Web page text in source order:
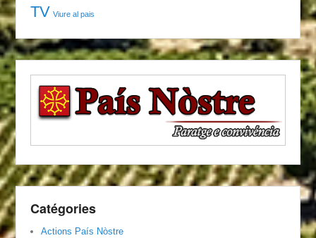
TV Viure al pais
Catégories
Actions País Nòstre